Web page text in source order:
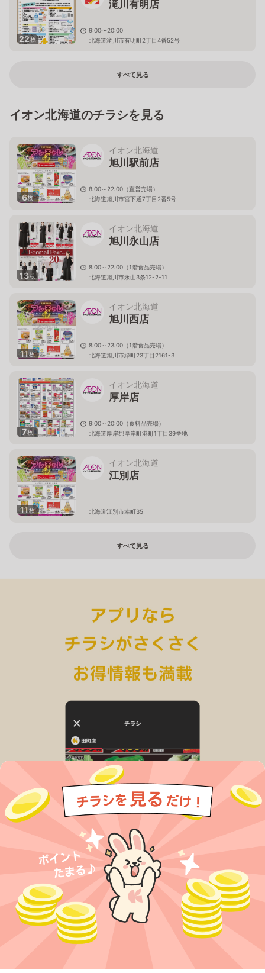
22枚
滝川有明店
9:00〜20:00
北海道滝川市有明町2丁目4番52号
すべて見る
イオン北海道のチラシを見る
6枚
イオン北海道
旭川駅前店
8:00～22:00（直営売場）
北海道旭川市宮下通7丁目2番5号
13枚
イオン北海道
旭川永山店
8:00～22:00（1階食品売場）
北海道旭川市永山3条12-2-11
11枚
イオン北海道
旭川西店
8:00～23:00（1階食品売場）
北海道旭川市緑町23丁目2161-3
7枚
イオン北海道
厚岸店
9:00～20:00（食料品売場）
北海道厚岸郡厚岸町港町1丁目39番地
11枚
イオン北海道
江別店
北海道江別市幸町35
すべて見る